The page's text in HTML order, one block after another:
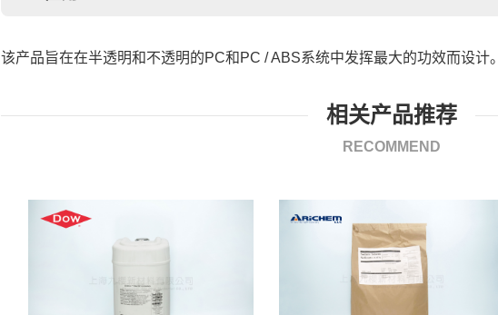
该产品旨在在半透明和不透明的PC和PC / ABS系统中发挥最大的功效而设计。
相关产品推荐
RECOMMEND